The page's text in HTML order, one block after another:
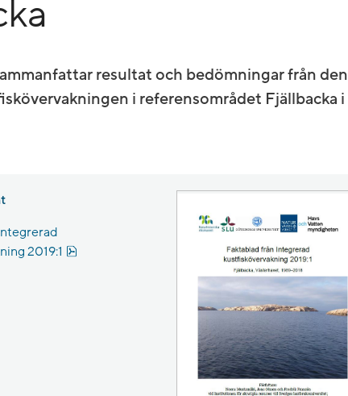
resultat och bedömningar från den
i referensområdet Fjällbacka i
2019:1
Pdf, 473.8 kB, öppnas i nytt fönster.